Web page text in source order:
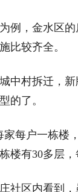
，金水区的
比较齐全。
村拆迁，新
的了。
户一栋楼，
楼有30多层，
区内看到，